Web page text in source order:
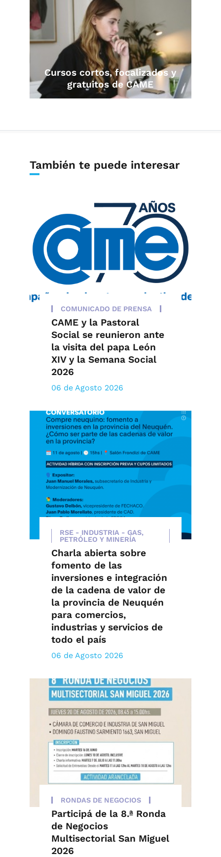
Cursos cortos, focalizados y
gratuitos de CAME
También te puede interesar
COMUNICADO DE PRENSA
CAME y la Pastoral
Social se reunieron ante
la visita del papa León
XIV y la Semana Social
2026
06 de Agosto 2026
RSE - INDUSTRIA - GAS,
PETRÓLEO Y MINERÍA
Charla abierta sobre
fomento de las
inversiones e integración
de la cadena de valor de
la provincia de Neuquén
para comercios,
industrias y servicios de
todo el país
06 de Agosto 2026
RONDAS DE NEGOCIOS
Participá de la 8.ª Ronda
de Negocios
Multisectorial San Miguel
2026